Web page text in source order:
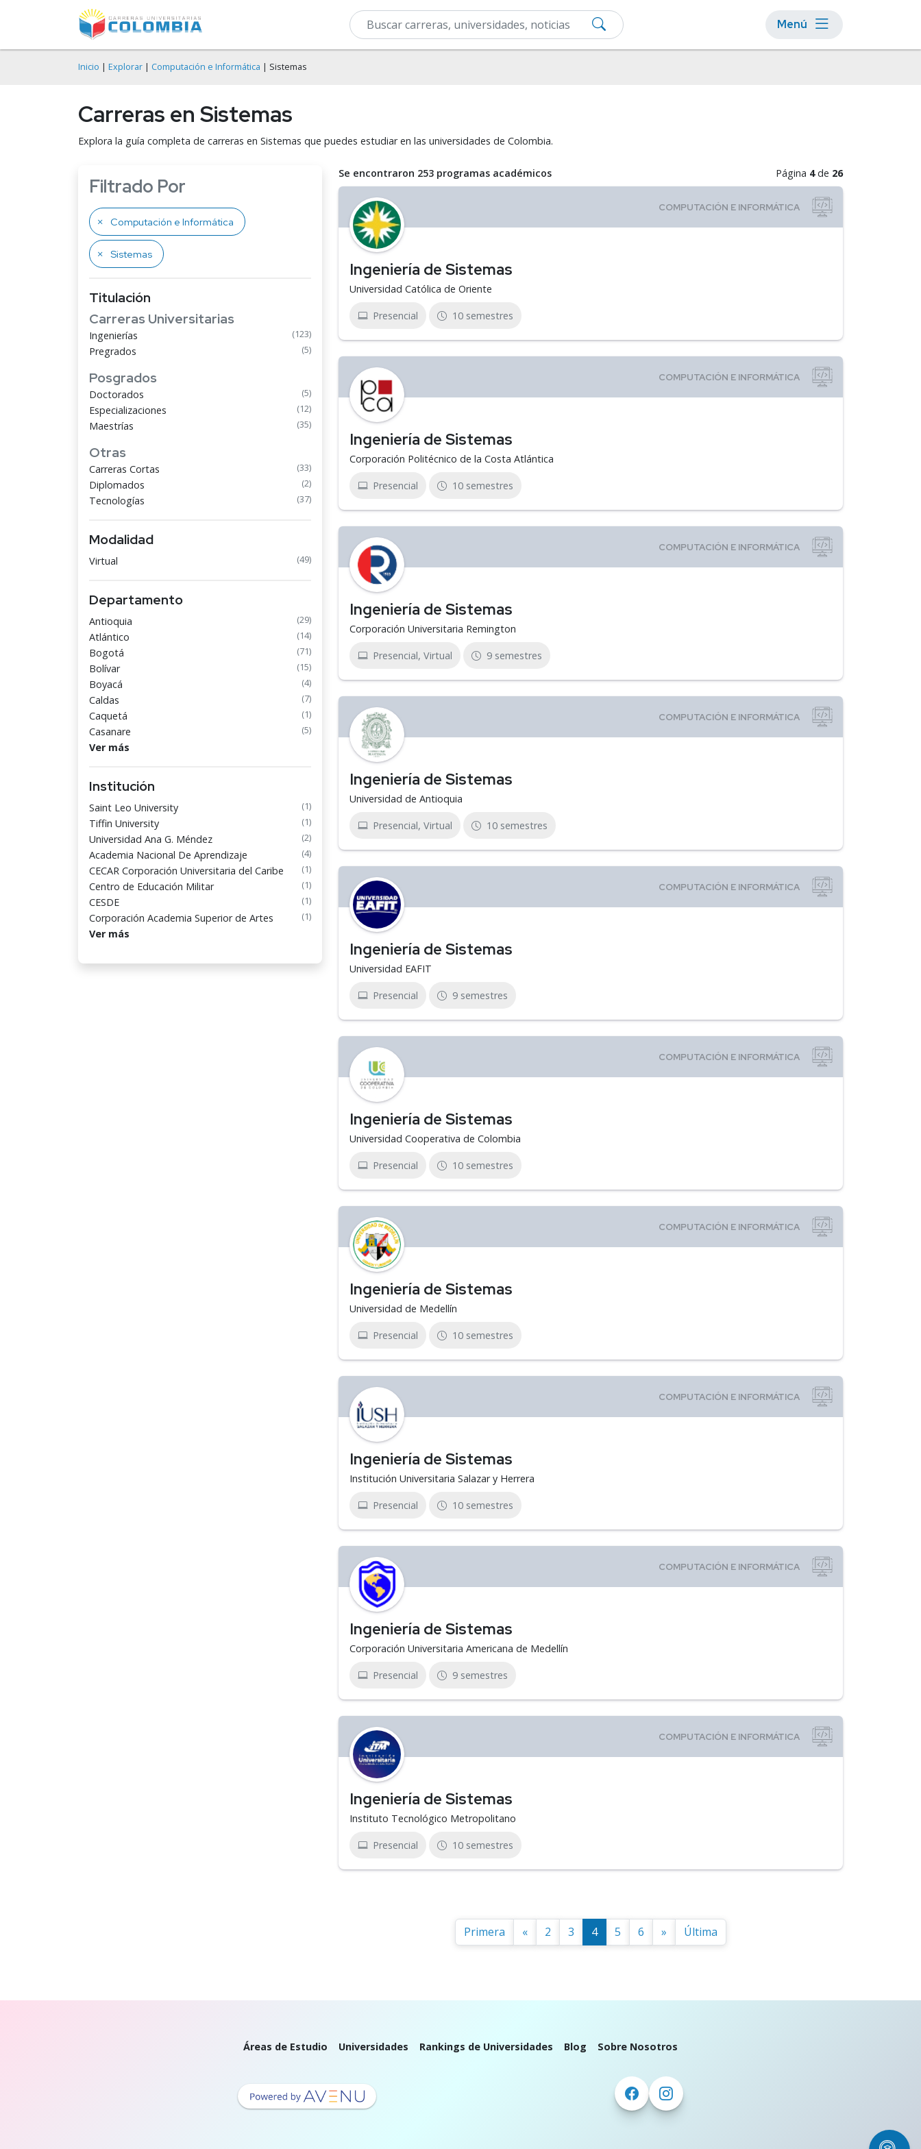
Menú
Inicio | Explorar | Computación e Informática | Sistemas
Carreras en Sistemas
Explora la guía completa de carreras en Sistemas que puedes estudiar en las universidades de Colombia.
Filtrado Por
Computación e Informática
Sistemas
Titulación
Carreras Universitarias
Ingenierías (123)
Pregrados (5)
Posgrados
Doctorados (5)
Especializaciones (12)
Maestrías (35)
Otras
Carreras Cortas (33)
Diplomados (2)
Tecnologías (37)
Modalidad
Virtual (49)
Departamento
Antioquia (29)
Atlántico (14)
Bogotá (71)
Bolívar (15)
Boyacá (4)
Caldas (7)
Caquetá (1)
Casanare (5)
Ver más
Institución
Saint Leo University (1)
Tiffin University (1)
Universidad Ana G. Méndez (2)
Academia Nacional De Aprendizaje (4)
CECAR Corporación Universitaria del Caribe (1)
Centro de Educación Militar (1)
CESDE (1)
Corporación Academia Superior de Artes (1)
Ver más
Se encontraron 253 programas académicos Página 4de 26
Ingeniería de Sistemas
Universidad Católica de Oriente
Presencial 10 semestres
Ingeniería de Sistemas
Corporación Politécnico de la Costa Atlántica
Presencial 10 semestres
Ingeniería de Sistemas
Corporación Universitaria Remington
Presencial, Virtual 9 semestres
Ingeniería de Sistemas
Universidad de Antioquia
Presencial, Virtual 10 semestres
Ingeniería de Sistemas
Universidad EAFIT
Presencial 9 semestres
Ingeniería de Sistemas
Universidad Cooperativa de Colombia
Presencial 10 semestres
Ingeniería de Sistemas
Universidad de Medellín
Presencial 10 semestres
Ingeniería de Sistemas
Institución Universitaria Salazar y Herrera
Presencial 10 semestres
Ingeniería de Sistemas
Corporación Universitaria Americana de Medellín
Presencial 9 semestres
Ingeniería de Sistemas
Instituto Tecnológico Metropolitano
Presencial 10 semestres
Primera « 2 3 4 5 6 » Última
Áreas de Estudio Universidades Rankings de Universidades Blog Sobre Nosotros